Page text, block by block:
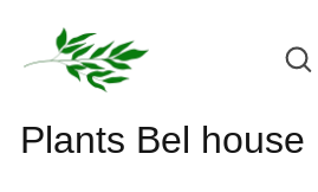
Plants Bel house